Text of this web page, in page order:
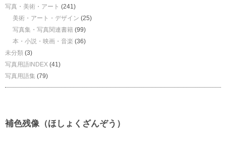
写真・美術・アート (241)
美術・アート・デザイン (25)
写真集・写真関連書籍 (99)
本・小説・映画・音楽 (36)
未分類 (3)
写真用語INDEX (41)
写真用語集 (79)
補色残像（ほしょくざんぞう）